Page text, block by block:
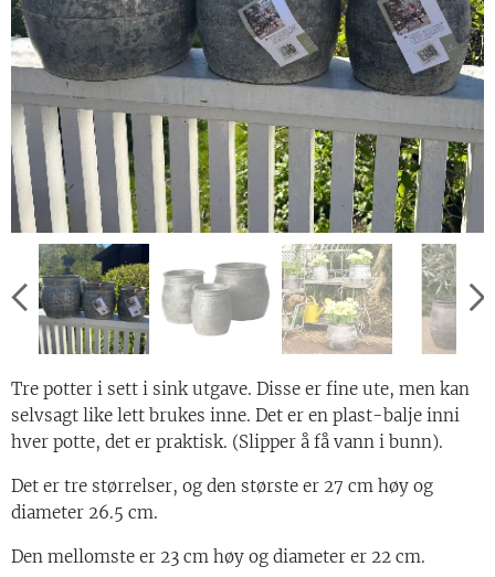
Tre potter i sett i sink utgave. Disse er fine ute, men kan
selvsagt like lett brukes inne. Det er en plast-balje inni
hver potte, det er praktisk. (Slipper å få vann i bunn).
Det er tre størrelser, og den største er 27 cm høy og
diameter 26.5 cm.
Den mellomste er 23 cm høy og diameter er 22 cm.